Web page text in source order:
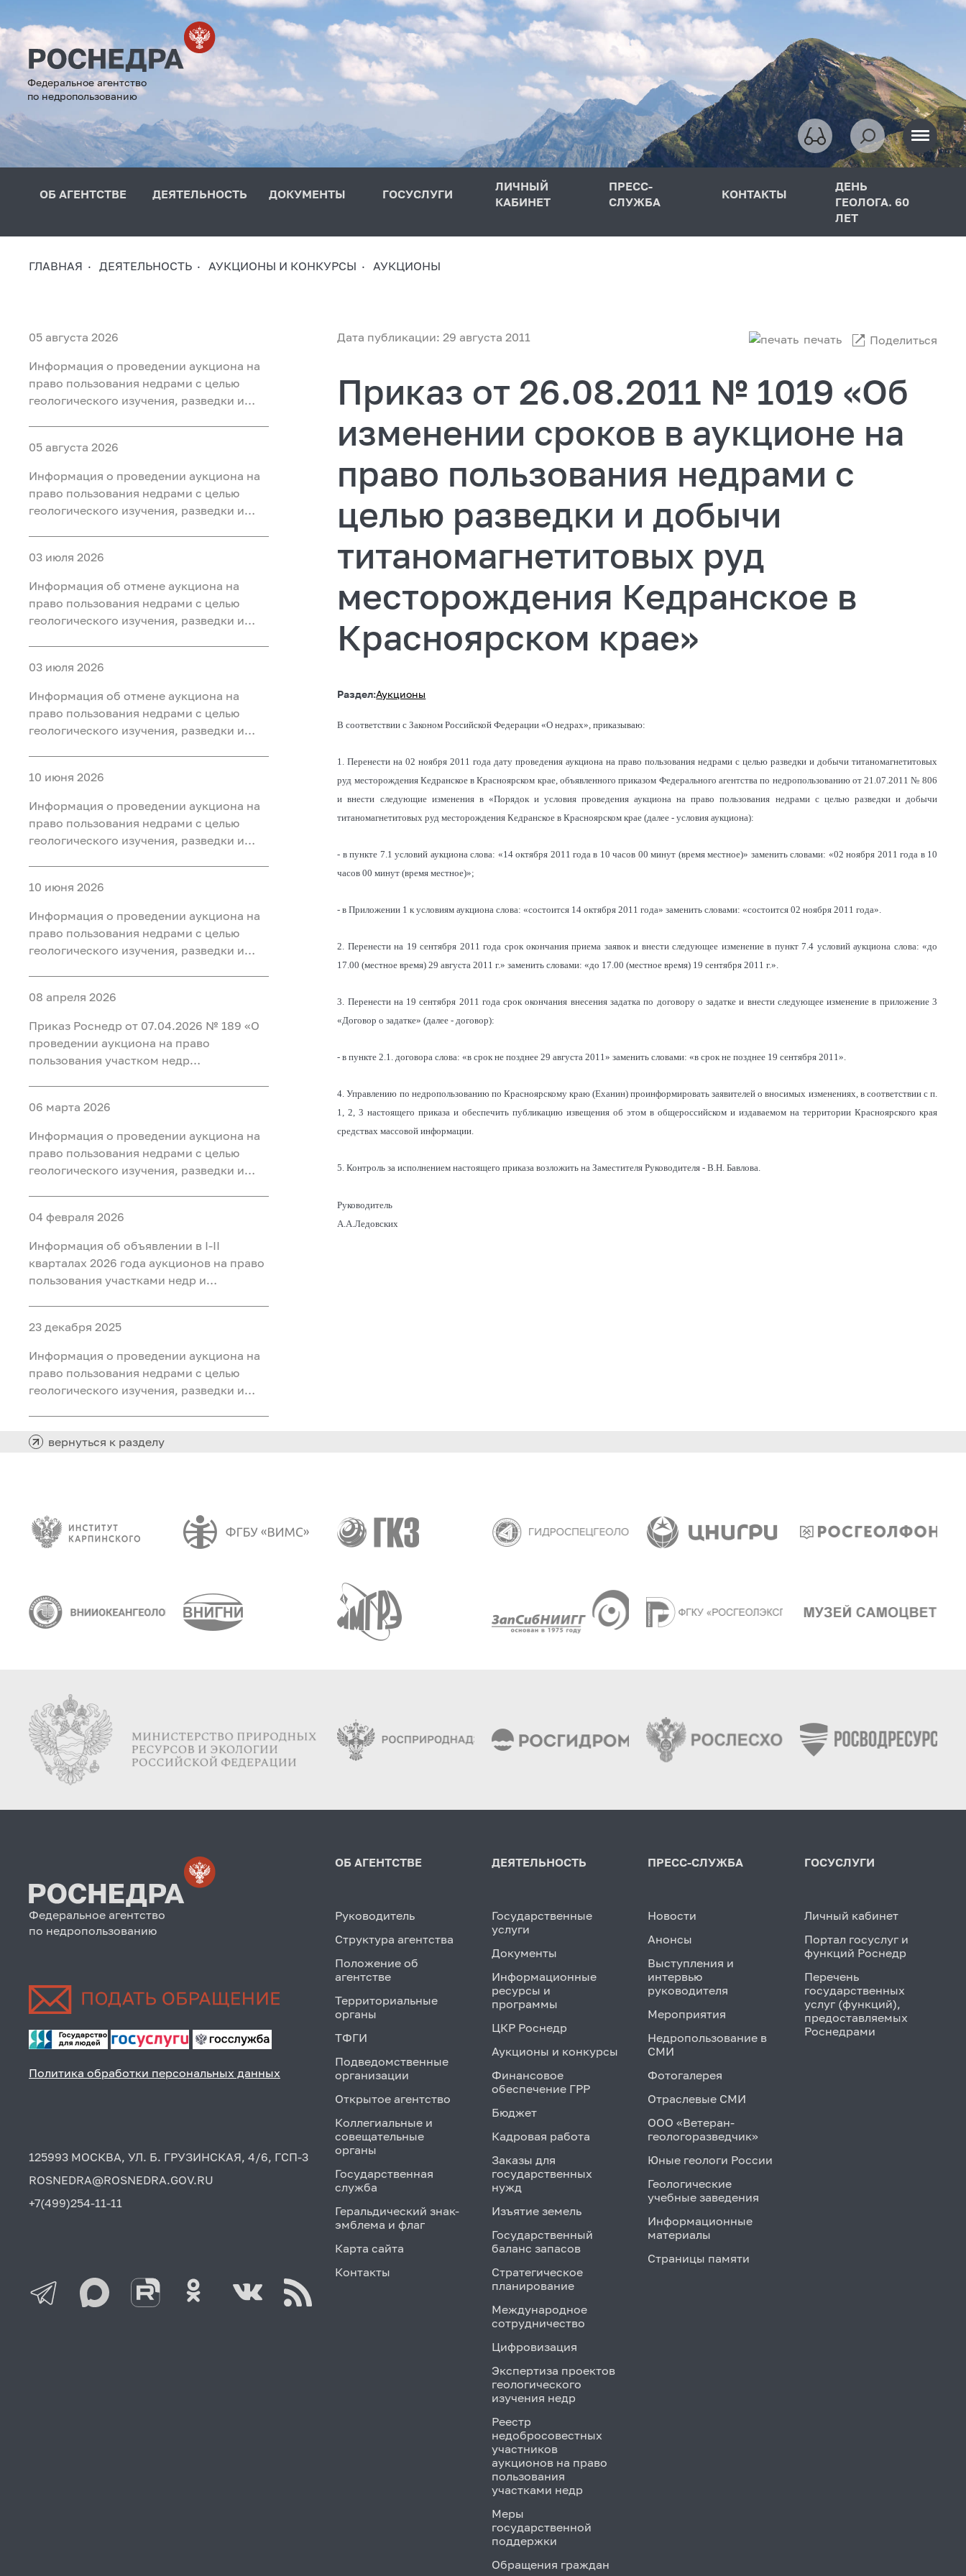
Федеральное агентство
по недропользованию
ОБ АГЕНТСТВЕ ДЕЯТЕЛЬНОСТЬ ДОКУМЕНТЫ ГОСУСЛУГИ
ЛИЧНЫЙ
КАБИНЕТ
ПРЕСС-
СЛУЖБА
КОНТАКТЫ
ДЕНЬ
ГЕОЛОГА. 60
ЛЕТ
ГЛАВНАЯ ДЕЯТЕЛЬНОСТЬ АУКЦИОНЫ И КОНКУРСЫ АУКЦИОНЫ
05 августа 2026
Информация о проведении аукциона на
право пользования недрами с целью
геологического изучения, разведки и
Салымский-3», расположенного на
территории Ханты-Мансийского района
Ханты-Мансийского автономного округа
- Югры
05 августа 2026
Информация о проведении аукциона на
право пользования недрами с целью
геологического изучения, разведки и
«Приразломный-3», расположенного на
территории Ханты-Мансийского района
Ханты-Мансийского автономного округа
- Югры
03 июля 2026
Информация об отмене аукциона на
право пользования недрами с целью
геологического изучения, разведки и
Тобольском, Ярковском районах
Тюменской области
03 июля 2026
Информация об отмене аукциона на
право пользования недрами с целью
геологического изучения, разведки и
Тобольском, Ярковском районах
Тюменской области и Кондинском
районе ХМАО-Югра
10 июня 2026
Информация о проведении аукциона на
право пользования недрами с целью
геологического изучения, разведки и
Тобольском, Ярковском районах
Тюменской области
10 июня 2026
Информация о проведении аукциона на
право пользования недрами с целью
геологического изучения, разведки и
Тобольском, Ярковском районах
Тюменской области и Кондинском
районе ХМАО-Югра
08 апреля 2026
Приказ Роснедр от 07.04.2026 № 189 «О
проведении аукциона на право
пользования участком недр
на территории Красноярского края, для
разведки и добычи полезных
ископаемых, в том числе добычи
полезных ископаемых и полезных
компонентов из отходов
недропользования, в том числе из
вскрышных и вмещающих горных пород,
недропользования, в том числе
вскрышных и вмещающих горных пород»
06 марта 2026
Информация о проведении аукциона на
право пользования недрами с целью
геологического изучения, разведки и
расположенного на территории Ханты-
Мансийского района Ханты-
Мансийского автономного округа - Югры
04 февраля 2026
Информация об объявлении в I-II
кварталах 2026 года аукционов на право
пользования участками недр и
23 декабря 2025
Информация о проведении аукциона на
право пользования недрами с целью
геологического изучения, разведки и
расположенного на территории
Дата публикации: 29 августа 2011 печать Поделиться
Приказ от 26.08.2011 № 1019 «Об
изменении сроков в аукционе на
право пользования недрами с
целью разведки и добычи
титаномагнетитовых руд
месторождения Кедранское в
Красноярском крае»
Раздел:Аукционы
В соответствии с Законом Российской Федерации «О недрах», приказываю:
1. Перенести на 02 ноября 2011 года дату проведения аукциона на право пользования недрами с целью разведки и добычи титаномагнетитовых
руд месторождения Кедранское в Красноярском крае, объявленного приказом Федерального агентства по недропользованию от 21.07.2011 № 806
и внести следующие изменения в «Порядок и условия проведения аукциона на право пользования недрами с целью разведки и добычи
титаномагнетитовых руд месторождения Кедранское в Красноярском крае (далее - условия аукциона):
- в пункте 7.1 условий аукциона слова: «14 октября 2011 года в 10 часов 00 минут (время местное)» заменить словами: «02 ноября 2011 года в 10
часов 00 минут (время местное)»;
- в Приложении 1 к условиям аукциона слова: «состоится 14 октября 2011 года» заменить словами: «состоится 02 ноября 2011 года».
2. Перенести на 19 сентября 2011 года срок окончания приема заявок и внести следующее изменение в пункт 7.4 условий аукциона слова: «до
17.00 (местное время) 29 августа 2011 г.» заменить словами: «до 17.00 (местное время) 19 сентября 2011 г.».
3. Перенести на 19 сентября 2011 года срок окончания внесения задатка по договору о задатке и внести следующее изменение в приложение 3
«Договор о задатке» (далее - договор):
- в пункте 2.1. договора слова: «в срок не позднее 29 августа 2011» заменить словами: «в срок не позднее 19 сентября 2011».
4. Управлению по недропользованию по Красноярскому краю (Еханин) проинформировать заявителей о вносимых изменениях, в соответствии с п.
1, 2, 3 настоящего приказа и обеспечить публикацию извещения об этом в общероссийском и издаваемом на территории Красноярского края
средствах массовой информации.
5. Контроль за исполнением настоящего приказа возложить на Заместителя Руководителя - В.Н. Бавлова.
Руководитель
А.А.Ледовских
вернуться к разделу
Федеральное агентство
по недропользованию
Политика обработки персональных данных
125993 МОСКВА, УЛ. Б. ГРУЗИНСКАЯ, 4/6, ГСП-3
ROSNEDRA@ROSNEDRA.GOV.RU
+7(499)254-11-11
ОБ АГЕНТСТВЕ
Руководитель
Структура агентства
Положение об
агентстве
Территориальные
органы
ТФГИ
Подведомственные
организации
Открытое агентство
Коллегиальные и
совещательные
органы
Государственная
служба
Геральдический знак-
эмблема и флаг
Карта сайта
Контакты
ДЕЯТЕЛЬНОСТЬ
Государственные
услуги
Документы
Информационные
ресурсы и
программы
ЦКР Роснедр
Аукционы и конкурсы
Финансовое
обеспечение ГРР
Бюджет
Кадровая работа
Заказы для
государственных
нужд
Изъятие земель
Государственный
баланс запасов
Стратегическое
планирование
Международное
сотрудничество
Цифровизация
Экспертиза проектов
геологического
изучения недр
Реестр
недобросовестных
участников
аукционов на право
пользования
участками недр
Меры
государственной
поддержки
Обращения граждан
ПРЕСС-СЛУЖБА
Новости
Анонсы
Выступления и
интервью
руководителя
Мероприятия
Недропользование в
СМИ
Фотогалерея
Отраслевые СМИ
ООО «Ветеран-
геологоразведчик»
Юные геологи России
Геологические
учебные заведения
Информационные
материалы
Страницы памяти
ГОСУСЛУГИ
Личный кабинет
Портал госуслуг и
функций Роснедр
Перечень
государственных
услуг (функций),
предоставляемых
Роснедрами